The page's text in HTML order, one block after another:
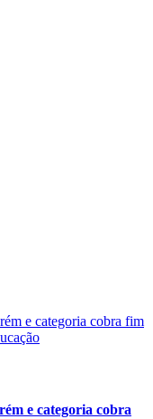
e categoria cobra